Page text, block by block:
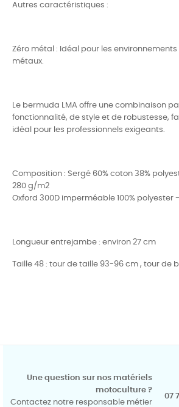
Autres caractéristiques :
Zéro métal : Idéal pour les environnements
métaux.
Le bermuda LMA offre une combinaison
fonctionnalité, de style et de robustesse,
idéal pour les professionnels exigeants.
Composition : Sergé 60% coton 38%
280 g/m2
Oxford 300D imperméable 100% polyester
Longueur entrejambe : environ 27 cm
Taille 48 : tour de taille 93-96 cm , tour de
Une question sur nos matériels
motoculture ?
Contactez notre responsable métier
07